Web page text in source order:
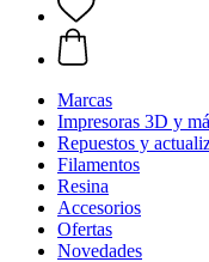
Marcas
Impresoras 3D y
Repuestos y
Filamentos
Resina
Accesorios
Ofertas
Novedades